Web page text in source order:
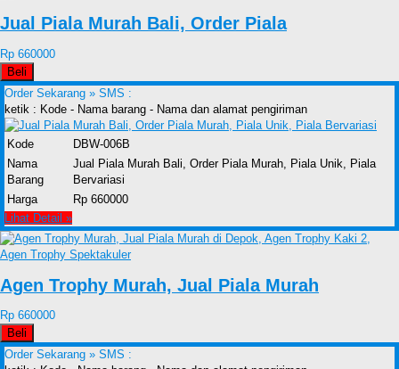
Jual Piala Murah Bali, Order Piala
Rp 660000
Beli
Order Sekarang » SMS :
ketik : Kode - Nama barang - Nama dan alamat pengiriman
Kode
DBW-006B
Nama
Barang
Jual Piala Murah Bali, Order Piala Murah, Piala Unik, Piala
Bervariasi
Harga
Rp 660000
Lihat Detail »
Agen Trophy Murah, Jual Piala Murah
Rp 660000
Beli
Order Sekarang » SMS :